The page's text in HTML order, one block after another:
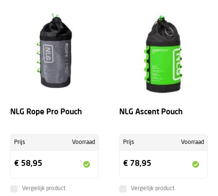
NLG Rope Pro Pouch
Prijs Voorraad
€ 58,95
Vergelijk product
NLG Ascent Pouch
Prijs Voorraad
€ 78,95
Vergelijk product